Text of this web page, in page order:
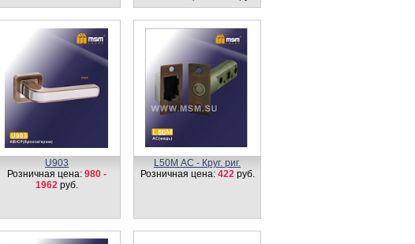
U903
Розничная цена: 980 -
1962 руб.
L50М AC - Круг. риг.
Розничная цена: 422руб.